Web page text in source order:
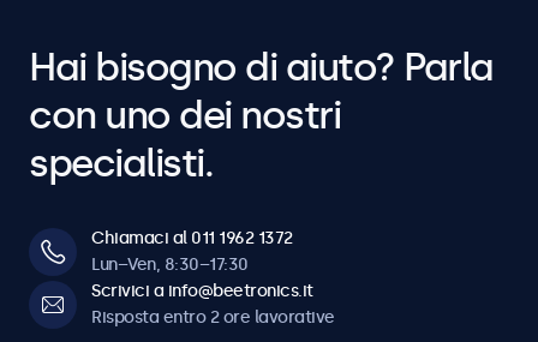
Hai bisogno di aiuto? Parla
con uno dei nostri
specialisti.
Chiamaci al 011 1962 1372
Lun–Ven, 8:30–17:30
Scrivici a info@beetronics.it
Risposta entro 2 ore lavorative